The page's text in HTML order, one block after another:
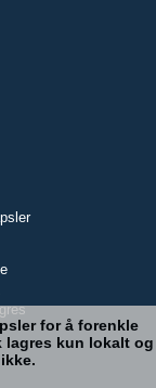
for å forenkle
lagres kun lokalt og